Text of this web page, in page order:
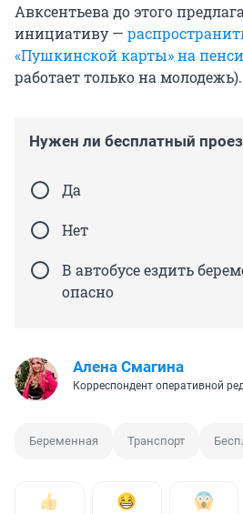
Авксентьева до этого
инициативу —
«Пушкинской карты» на
работает только на молодежь).
Нужен ли бесплатный
Да
Нет
В автобусе ездить
опасно
Алена Смагина
Корреспондент оперативной
Беременная Транспорт